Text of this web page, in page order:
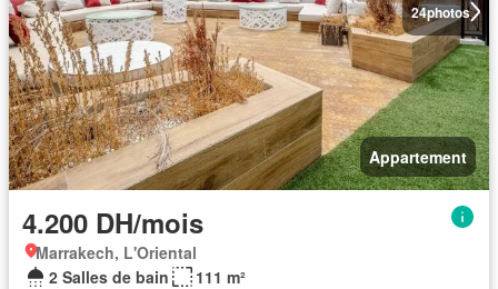
24photos
Appartement
4.200 DH/mois
Marrakech, L'Oriental
2 Salles de bain
111 m²